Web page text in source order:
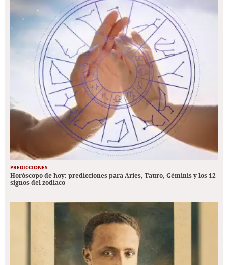
PREDICCIONES
Horóscopo de hoy: predicciones para Aries, Tauro, Géminis y los 12
signos del zodiaco